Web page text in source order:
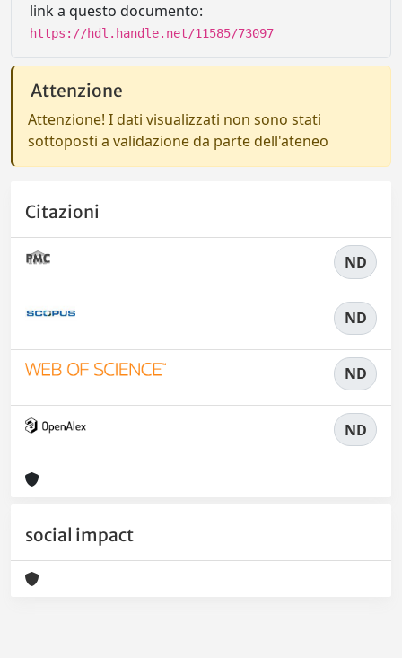
link a questo documento:
https://hdl.handle.net/11585/73097
Attenzione
Attenzione! I dati visualizzati non sono stati
sottoposti a validazione da parte dell'ateneo
Citazioni
ND
ND
ND
ND
social impact